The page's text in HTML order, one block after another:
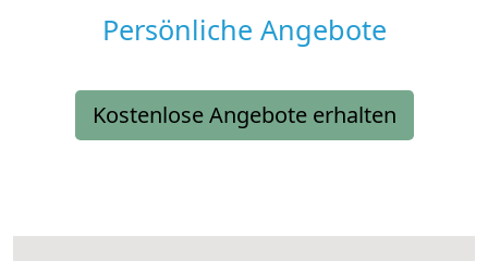
Persönliche Angebote
Kostenlose Angebote erhalten